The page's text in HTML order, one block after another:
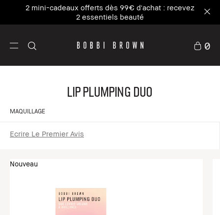
2 mini-cadeaux offerts dès 99€ d'achat : recevez
2 essentiels beauté
0
Lip Plumping Duo
MAQUILLAGE
Ecrire Le Premier Avis
Nouveau